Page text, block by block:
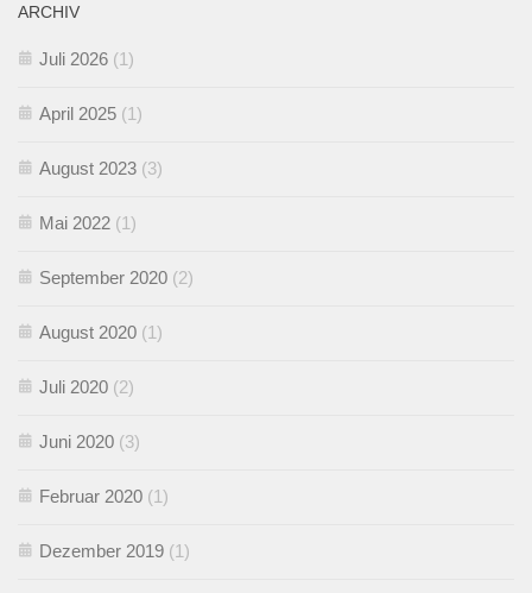
ARCHIV
Juli 2026 (1)
April 2025 (1)
August 2023 (3)
Mai 2022 (1)
September 2020 (2)
August 2020 (1)
Juli 2020 (2)
Juni 2020 (3)
Februar 2020 (1)
Dezember 2019 (1)